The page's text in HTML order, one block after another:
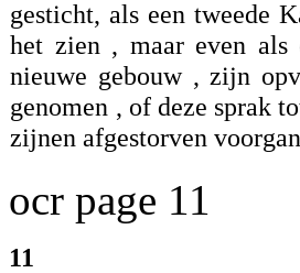
gesticht, als een tweede
het zien , maar even als
nieuwe gebouw , zijn
genomen , of deze sprak
zijnen afgestorven
ocr page 11
11